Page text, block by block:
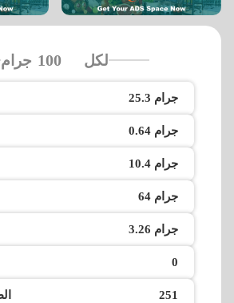
لكل جرام
25.3 جرام
0.64 جرام
10.4 جرام
64 جرام
3.26 جرام
0
251